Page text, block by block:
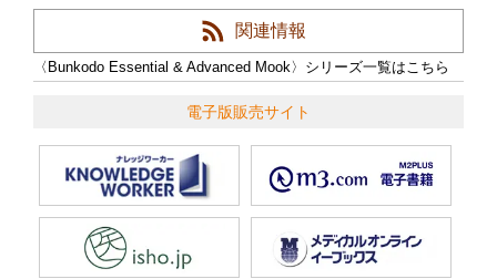
関連情報
〈Bunkodo Essential & Advanced Mook〉シリーズ一覧はこちら
電子版販売サイト